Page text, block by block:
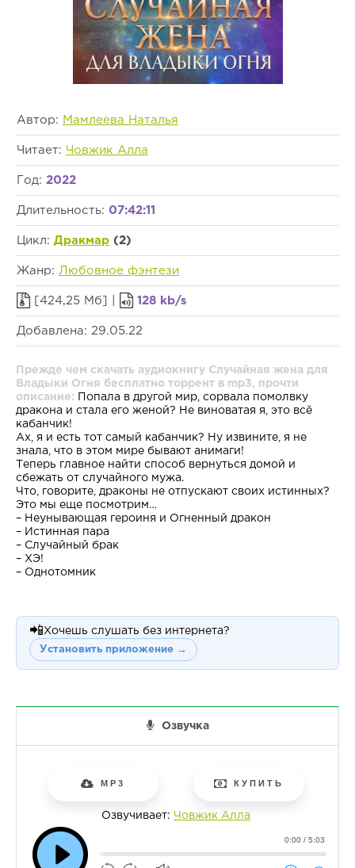
Автор: Мамлеева Наталья
Читает: Човжик Алла
Год: 2022
Длительность: 07:42:11
Цикл: Дракмар (2)
Жанр: Любовное фэнтези
[424,25 Мб] | 128 kb/s
Добавлена: 29.05.22
Прежде чем скачать аудиокнигу Случайная жена для
Владыки Огня бесплатно торрент в mp3, прочти
описание: Попала в другой мир, сорвала помолвку
дракона и стала его женой? Не виноватая я, это всё
кабанчик!
Ах, я и есть тот самый кабанчик? Ну извините, я не
знала, что в этом мире бывают анимаги!
Теперь главное найти способ вернуться домой и
сбежать от случайного мужа.
Что, говорите, драконы не отпускают своих истинных?
Это мы еще посмотрим…
– Неунывающая героиня и Огненный дракон
– Истинная пара
– Случайный брак
– ХЭ!
– Однотомник
📲 Хочешь слушать без интернета?
Установить приложение →
Озвучка
MP3 КУПИТЬ
Озвучивает: Човжик Алла
0:00 / 5:03